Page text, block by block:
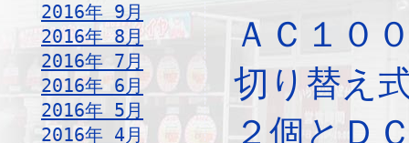
2016年 9月
2016年 8月
2016年 7月
2016年 6月
2016年 5月
2016年 4月
ＡＣ１０
切り替え
２個とＤ